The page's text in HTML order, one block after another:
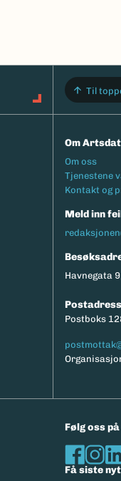
Til
Om
Footermeny
Om oss
Tjenestene
Kontakt og
Meld inn
Havnegata
Postboks
Følg oss
Få siste